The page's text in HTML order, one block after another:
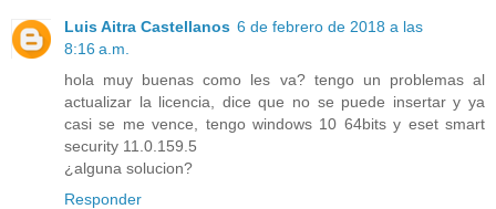
Luis Aitra Castellanos 6 de febrero de 2018 a las
8:16 a.m.
hola muy buenas como les va? tengo un problemas al
actualizar la licencia, dice que no se puede insertar y ya
casi se me vence, tengo windows 10 64bits y eset smart
security 11.0.159.5
¿alguna solucion?
Responder